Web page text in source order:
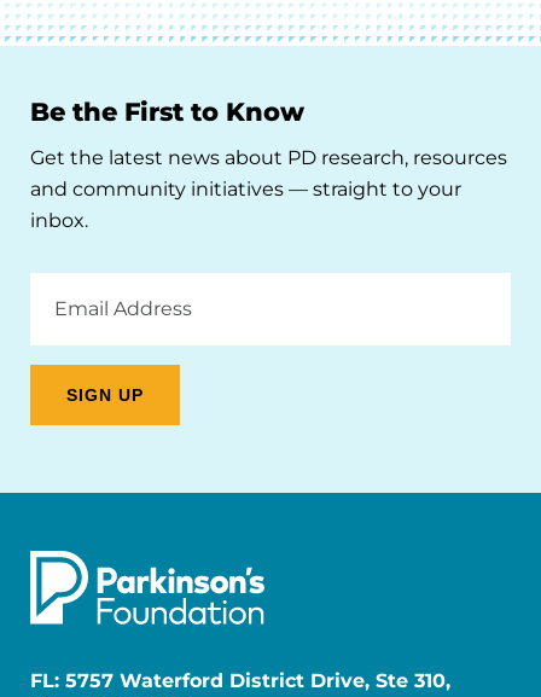
Be the First to Know
Get the latest news about PD research, resources
and community initiatives — straight to your
inbox.
Address
FL: 5757 Waterford District Drive, Ste 310,